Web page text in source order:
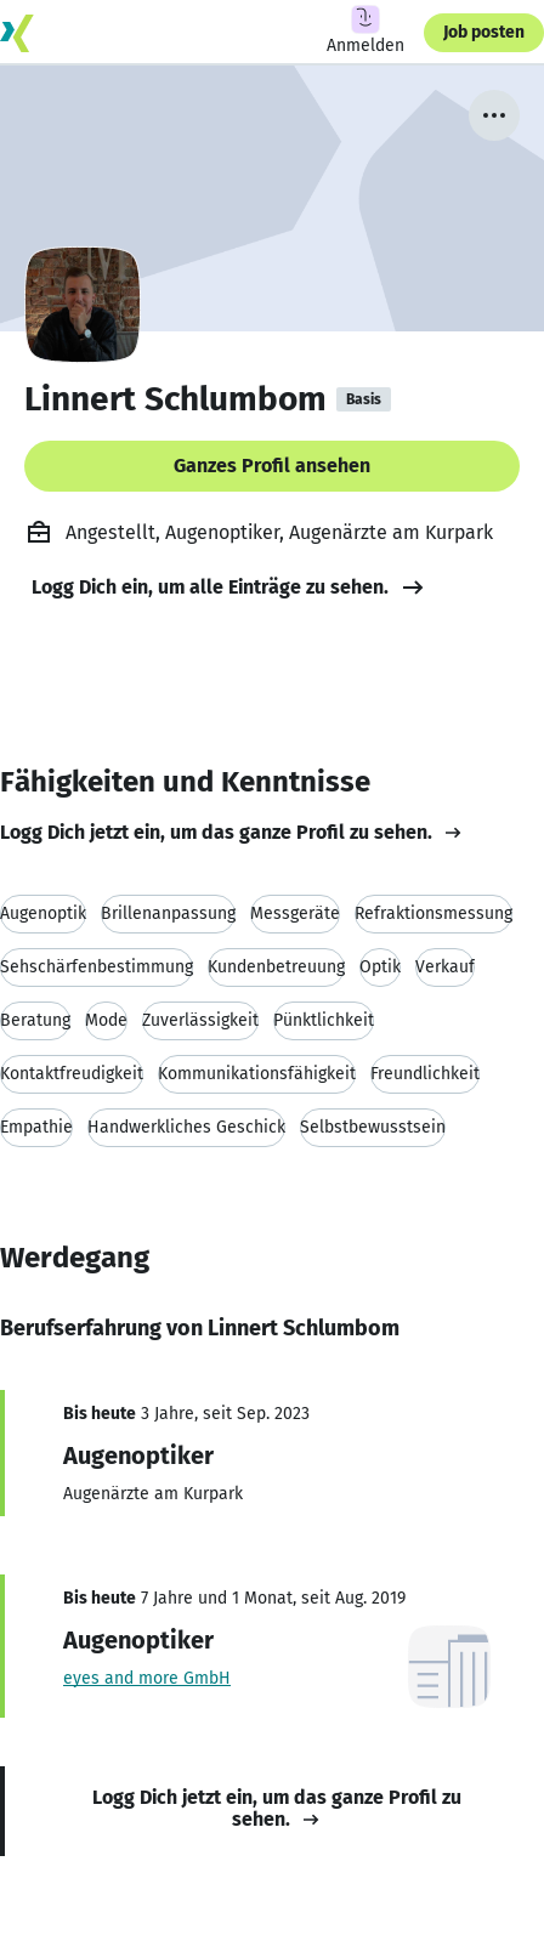
Anmelden
Job posten
Linnert Schlumbom Basis
Ganzes Profil ansehen
Angestellt, Augenoptiker, Augenärzte am Kurpark
Logg Dich ein, um alle Einträge zu sehen.
Fähigkeiten und Kenntnisse
Logg Dich jetzt ein, um das ganze Profil zu sehen.
Augenoptik Brillenanpassung Messgeräte Refraktionsmessung
Sehschärfenbestimmung Kundenbetreuung Optik Verkauf
Beratung Mode Zuverlässigkeit Pünktlichkeit
Kontaktfreudigkeit Kommunikationsfähigkeit Freundlichkeit
Empathie Handwerkliches Geschick Selbstbewusstsein
Werdegang
Berufserfahrung von Linnert Schlumbom
Bis heute 3 Jahre, seit Sep. 2023
Augenoptiker
Augenärzte am Kurpark
Bis heute 7 Jahre und 1 Monat, seit Aug. 2019
Augenoptiker
eyes and more GmbH
Logg Dich jetzt ein, um das ganze Profil zu
sehen.